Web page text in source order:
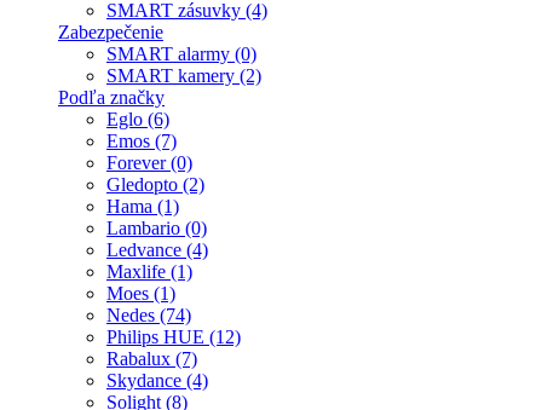
SMART zásuvky (4)
Zabezpečenie
SMART alarmy (0)
SMART kamery (2)
Podľa značky
Eglo (6)
Emos (7)
Forever (0)
Gledopto (2)
Hama (1)
Lambario (0)
Ledvance (4)
Maxlife (1)
Moes (1)
Nedes (74)
Philips HUE (12)
Rabalux (7)
Skydance (4)
Solight (8)